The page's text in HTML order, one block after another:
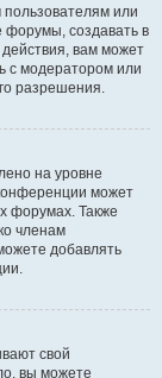
или
форумы, создавать в
вам может
с модератором или
разрешения.
на уровне
может
форумах. Также
членам
добавлять
свой
вы можете